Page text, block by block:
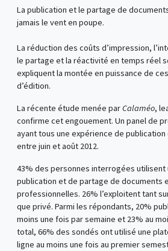
La publication et le partage de
jamais le vent en poupe.
La réduction des coûts d’impression,
le partage et la réactivité en temps réel
expliquent la montée en puissance de
d’édition.
La récente étude menée parCalaméo,
confirme cet engouement. Un panel de
ayant tous une expérience de
entre juin et août 2012.
43% des personnes interrogées
publication et de partage de documents
professionnelles. 26% l’exploitent tant
que privé. Parmi les répondants, 20%
moins une fois par semaine et 23% au
total, 66% des sondés ont utilisé une
ligne au moins une fois au premier